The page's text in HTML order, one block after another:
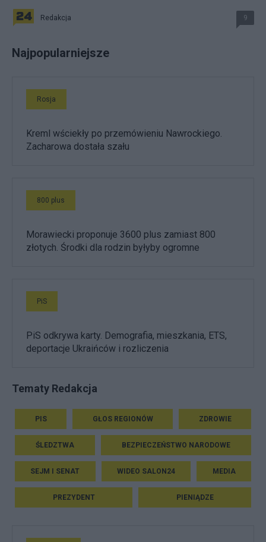
Redakcja 9
Najpopularniejsze
Rosja
Kreml wściekły po przemówieniu Nawrockiego.
Zacharowa dostała szału
800 plus
Morawiecki proponuje 3600 plus zamiast 800
złotych. Środki dla rodzin byłyby ogromne
PiS
PiS odkrywa karty. Demografia, mieszkania, ETS,
deportacje Ukraińców i rozliczenia
Tematy Redakcja
PIS GŁOS REGIONÓW ZDROWIE
ŚLEDZTWA BEZPIECZEŃSTWO NARODOWE
SEJM I SENAT WIDEO SALON24 MEDIA
PREZYDENT PIENIĄDZE